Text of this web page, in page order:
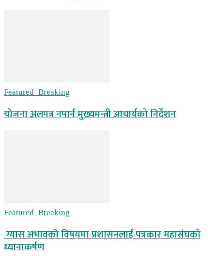
Featured_Breaking
योजना अलपत्र नपार्न मुख्यमन्त्री आचार्यको निर्देशन
Featured_Breaking
ग्यास अभावको विषयमा प्रशासनलाई पत्रकार महासंघकाे
ध्यानाकर्षण